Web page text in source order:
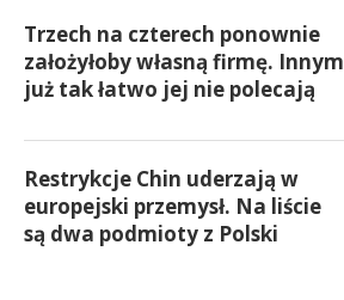
Trzech na czterech ponownie
założyłoby własną firmę. Innym
już tak łatwo jej nie polecają
Restrykcje Chin uderzają w
europejski przemysł. Na liście
są dwa podmioty z Polski